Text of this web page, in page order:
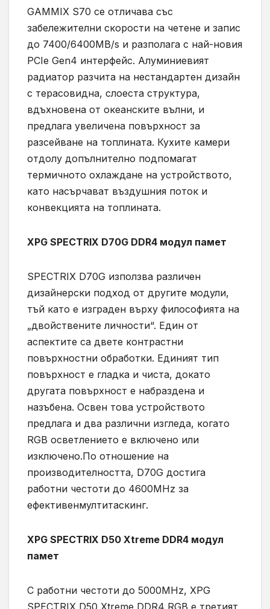
GAMMIX S70 се отличава със
забележителни скорости на четене и запис
до 7400/6400MB/s и разполага с най-новия
PCIe Gen4 интерфейс. Алуминиевият
радиатор разчита на нестандартен дизайн
с терасовидна, слоеста структура,
вдъхновена от океанските вълни, и
предлага увеличена повърхност за
разсейване на топлината. Кухите камери
отдолу допълнително подпомагат
термичното охлаждане на устройството,
като насърчават въздушния поток и
конвекцията на топлината.
XPG SPECTRIX D70G DDR4 модул памет
SPECTRIX D70G използва различен
дизайнерски подход от другите модули,
тъй като е изграден върху философията на
„двойствените личности“. Един от
аспектите са двете контрастни
повърхностни обработки. Единият тип
повърхност е гладка и чиста, докато
другата повърхност е набраздена и
назъбена. Освен това устройството
предлага и два различни изгледа, когато
RGB осветлението е включено или
изключено.По отношение на
производителността, D70G достига
работни честоти до 4600MHz за
ефективенмултитаскинг.
XPG SPECTRIX D50 Xtreme DDR4 модул
памет
С работни честоти до 5000MHz, XPG